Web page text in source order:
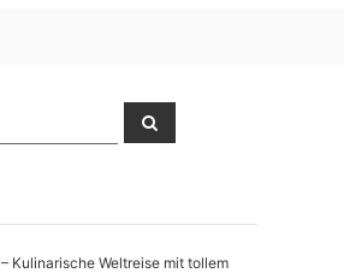
Search
Kulinarische Weltreise mit tollem